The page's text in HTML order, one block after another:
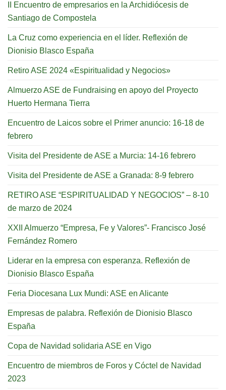
II Encuentro de empresarios en la Archidiócesis de
Santiago de Compostela
La Cruz como experiencia en el líder. Reflexión de
Dionisio Blasco España
Retiro ASE 2024 «Espiritualidad y Negocios»
Almuerzo ASE de Fundraising en apoyo del Proyecto
Huerto Hermana Tierra
Encuentro de Laicos sobre el Primer anuncio: 16-18 de
febrero
Visita del Presidente de ASE a Murcia: 14-16 febrero
Visita del Presidente de ASE a Granada: 8-9 febrero
RETIRO ASE “ESPIRITUALIDAD Y NEGOCIOS” – 8-10
de marzo de 2024
XXII Almuerzo “Empresa, Fe y Valores”- Francisco José
Fernández Romero
Liderar en la empresa con esperanza. Reflexión de
Dionisio Blasco España
Feria Diocesana Lux Mundi: ASE en Alicante
Empresas de palabra. Reflexión de Dionisio Blasco
España
Copa de Navidad solidaria ASE en Vigo
Encuentro de miembros de Foros y Cóctel de Navidad
2023